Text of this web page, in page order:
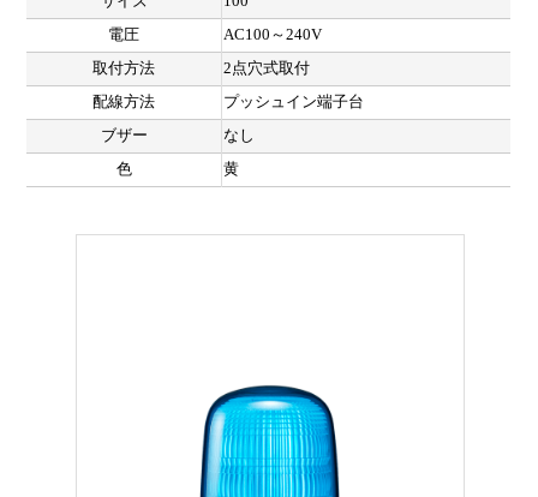
電圧
AC100～240V
取付方法
2点穴式取付
配線方法
プッシュイン端子台
ブザー
なし
色
黄